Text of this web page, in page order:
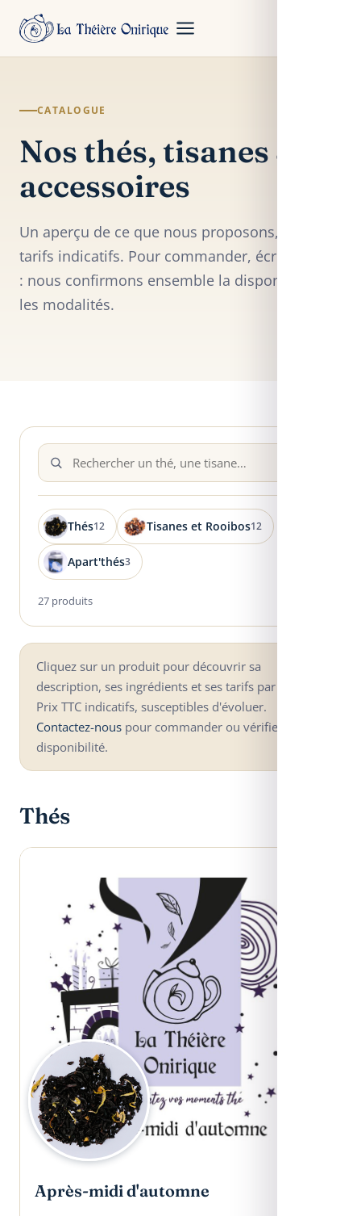
CATALOGUE
Nos thés, tisanes &
accessoires
Un aperçu de ce que nous proposons, avec des
tarifs indicatifs. Pour commander, écrivez-nous
: nous confirmons ensemble la disponibilité et
les modalités.
Thés12 Tisanes et Rooibos12
Apart'thés3
27 produits
Cliquez sur un produit pour découvrir sa
description, ses ingrédients et ses tarifs par format.
Prix TTC indicatifs, susceptibles d'évoluer.
Contactez-nous pour commander ou vérifier la
disponibilité.
Thés
Après-midi d'automne